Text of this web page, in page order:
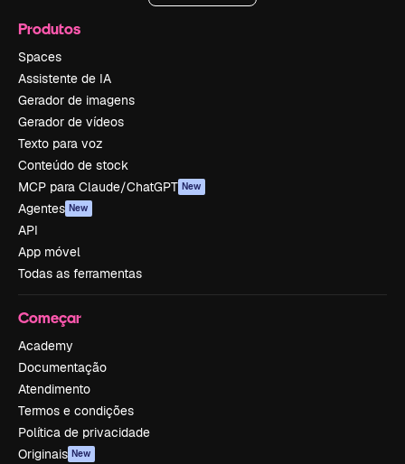
Produtos
Spaces
Assistente de IA
Gerador de imagens
Gerador de vídeos
Texto para voz
Conteúdo de stock
MCP para Claude/ChatGPT New
Agentes New
API
App móvel
Todas as ferramentas
Começar
Academy
Documentação
Atendimento
Termos e condições
Política de privacidade
Originais New